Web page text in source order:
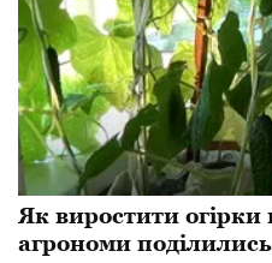
Як виростити огірки
агрономи